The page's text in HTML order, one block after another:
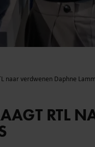
naar verdwenen Daphne
RTL